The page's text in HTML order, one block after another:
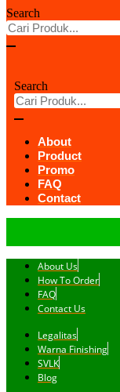
Search
Search
About
Product
Promo
FAQ
Contact
About Us
How To Order
FAQ
Contact Us
Legalitas
Warna Finishing
SVLK
Blog